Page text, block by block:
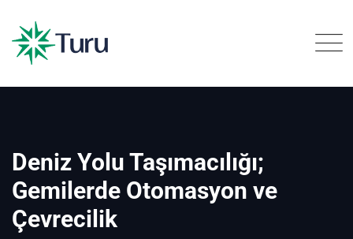
content
Deniz Yolu Taşımacılığı;
Gemilerde Otomasyon ve
Çevrecilik